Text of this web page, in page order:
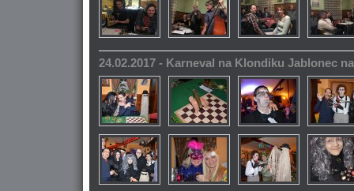
24.02.2017 - Karneval na Klondiku Jablonec